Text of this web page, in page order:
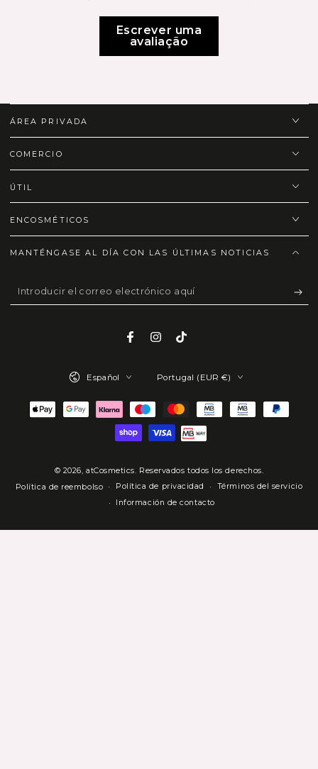
Escrever uma
avaliação
ÁREA PRIVADA
COMERCIO
ÚTIL
ENCOSMÉTICOS
MANTÉNGASE AL DÍA CON LAS ÚLTIMAS NOTICIAS
Introducir
el
Facebook
Instagram
TikTok
© 2026,atCosmetics . Reservados todos los derechos.
Política de reembolso
Política de privacidad
Términos del servicio
Información de contacto
Español Portugal (EUR €)
Métodos